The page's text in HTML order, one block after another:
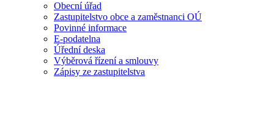
Obecní úřad
Zastupitelstvo obce a zaměstnanci OÚ
Povinné informace
E-podatelna
Úřední deska
Výběrová řízení a smlouvy
Zápisy ze zastupitelstva